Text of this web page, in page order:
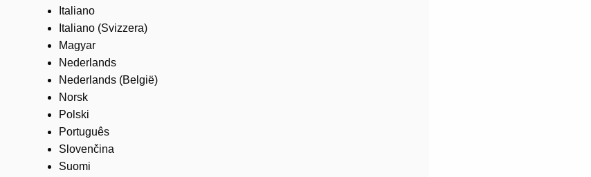
Italiano
Italiano (Svizzera)
Magyar
Nederlands
Nederlands (België)
Norsk
Polski
Português
Slovenčina
Suomi